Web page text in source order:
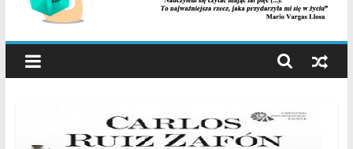
MOLA
KSIĄŻKOWA